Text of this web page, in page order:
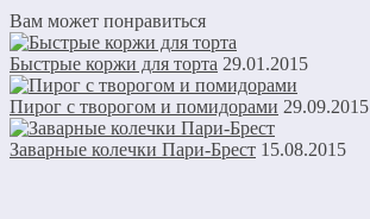
Вам может понравиться
Быстрые коржи для торта 29.01.2015
Пирог с творогом и помидорами 29.09.2015
Заварные колечки Пари-Брест 15.08.2015